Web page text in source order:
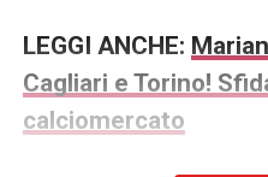
LEGGI ANCHE:
Cagliari e Torino!
calciomercato